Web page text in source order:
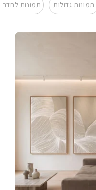
תמונות גדולות תמונות לחדר